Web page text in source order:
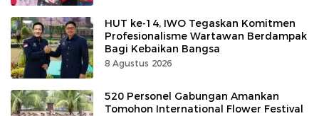
HUT ke-14, IWO Tegaskan Komitmen
Profesionalisme Wartawan Berdampak
Bagi Kebaikan Bangsa
8 Agustus 2026
520 Personel Gabungan Amankan
Tomohon International Flower Festival